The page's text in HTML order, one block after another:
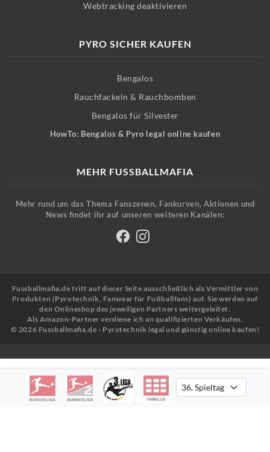
Webtracking deaktivieren
PYRO SICHER KAUFEN
Bengalos
Rauchfackeln & Rauchbomben
Bengalos für Silvester
HowTo: Bengalos & Pyro legal online kaufen
MEHR FUSSBALLMAFIA
Mehr rund um das Thema Fanszenen, Fankurven, Aktionen und
News findet ihr auf unseren weiteren Kanälen:
Fussballmafia.de tritt auf dieser Seite ausschließlich als Vermittler von
Produkten (Pyrotechnik, Fanwear für Fußballfans) auf. Sie werden auf
den Onlineshop des jeweiligen Partners weitergeleitet.
Als Amazon-Partner verdiene ich an qualifizierten Verkäufen.
© 2026 Fussballmafia.de - Pyrotechnik legal und günstig online kaufen!